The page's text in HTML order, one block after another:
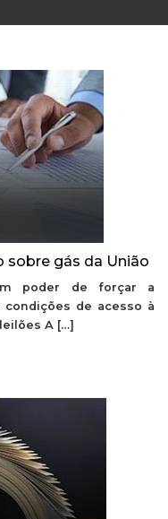
sobre gás da União
poder de forçar a
de acesso à
A […]